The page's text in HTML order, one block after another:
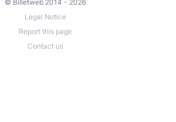
© Billetweb 2014 - 2026
Legal Notice
Report this page
Contact us